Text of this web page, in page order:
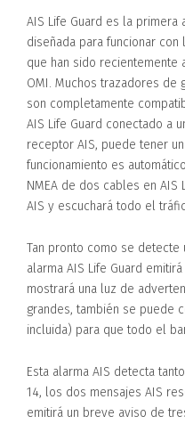
AIS Life Guard es la primera
diseñada para funcionar con
que han sido
OMI. Muchos trazadores de
son completamente
AIS Life Guard conectado a
receptor AIS, puede tener
funcionamiento es
NMEA de dos cables en AIS
AIS y escuchará todo el
Tan pronto como se detecte
alarma AIS Life Guard
mostrará una luz de
grandes, también se puede
incluida) para que todo el
Esta alarma AIS detecta
14, los dos mensajes AIS
emitirá un breve aviso de